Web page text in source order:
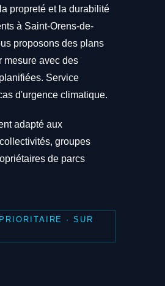
propreté et la durabilité
à Saint-Orens-de-
proposons des plans
mesure avec des
Service
d'urgence climatique.
adapté aux
groupes
de parcs
· SUR